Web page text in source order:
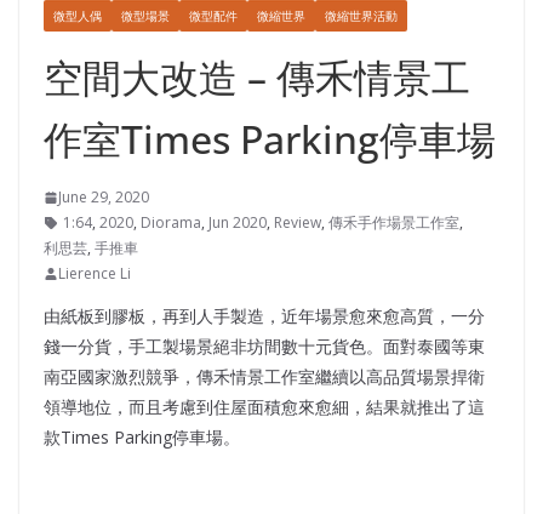
微型人偶 微型場景 微型配件 微縮世界 微縮世界活動
空間大改造 – 傳禾情景工
作室Times Parking停車場
June 29, 2020
1:64, 2020, Diorama, Jun 2020, Review, 傳禾手作場景工作室,
利思芸, 手推車
Lierence Li
由紙板到膠板，再到人手製造，近年場景愈來愈高質，一分
錢一分貨，手工製場景絕非坊間數十元貨色。面對泰國等東
南亞國家激烈競爭，傳禾情景工作室繼續以高品質場景捍衛
領導地位，而且考慮到住屋面積愈來愈細，結果就推出了這
款Times Parking停車場。